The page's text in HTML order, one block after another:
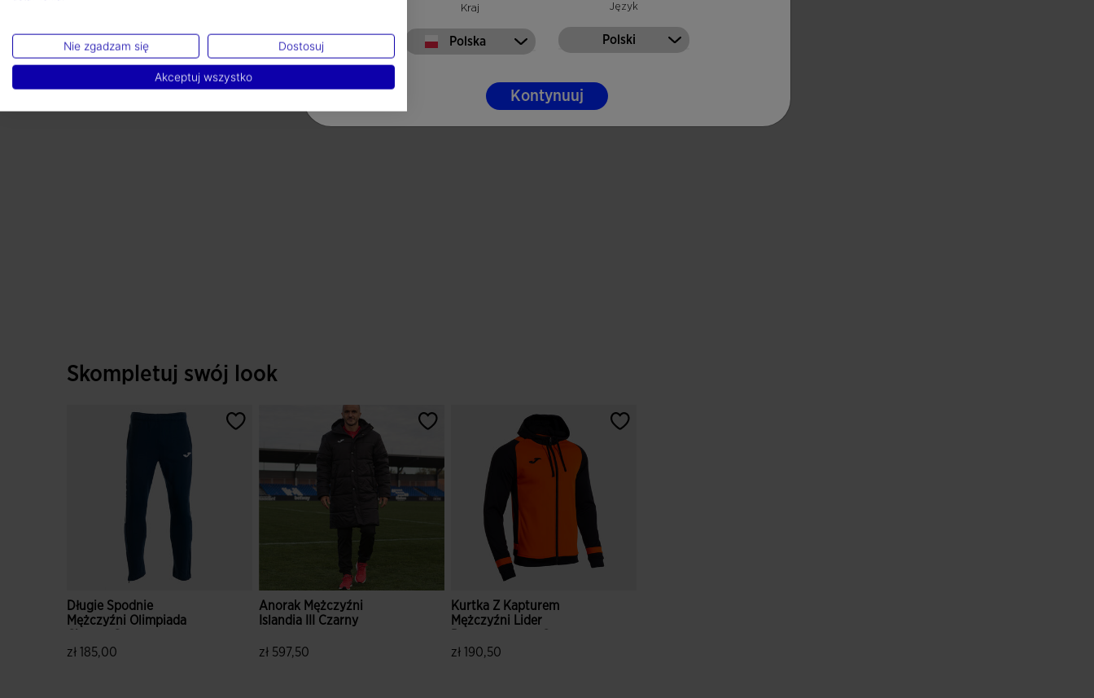
Skompletuj swój look
Długie Spodnie
Mężczyźni Olimpiada
zł 185,00
Anorak Mężczyźni
Islandia III Czarny
zł 597,50
Kurtka Z Kapturem
Mężczyźni Lider
zł 190,50
Kraj
Polska
Język
Polski
Kontynuuj
Nie zgadzam się Dostosuj
Akceptuj wszystko